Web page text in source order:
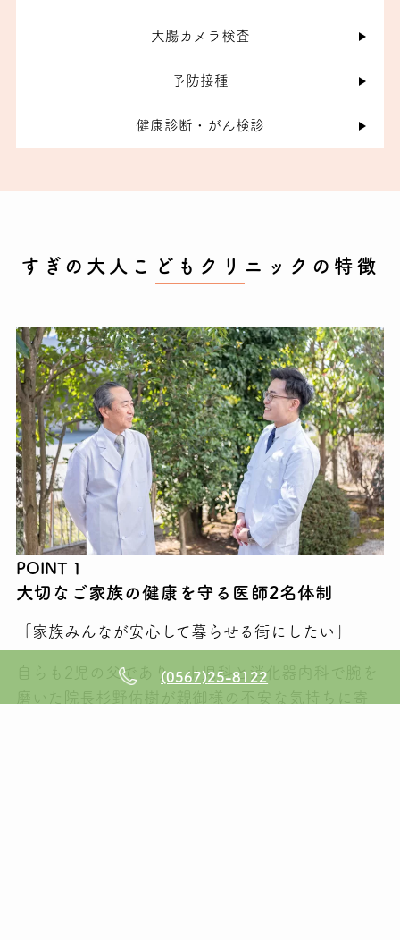
大腸カメラ検査
予防接種
健康診断・がん検診
すぎの大人こどもクリニックの特徴
POINT 1
大切なご家族の健康を守る医師2名体制
「家族みんなが安心して暮らせる街にしたい」
自らも2児の父であり、小児科と消化器内科で腕を
磨いた院長杉野佑樹が親御様の不安な気持ちに寄
(0567)25-8122